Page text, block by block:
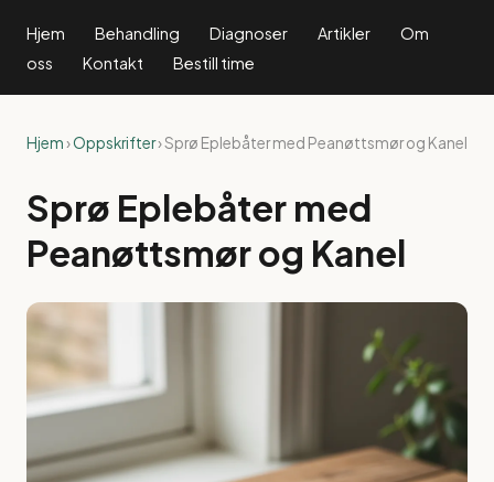
Hjem Behandling Diagnoser Artikler
Om
oss
Kontakt Bestill time
Hjem›Oppskrifter› Sprø Eplebåter med Peanøttsmør og Kanel
Sprø Eplebåter med
Peanøttsmør og Kanel